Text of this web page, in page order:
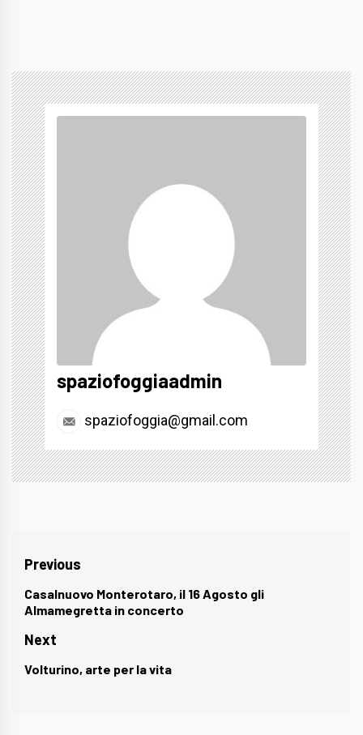
spaziofoggiaadmin
spaziofoggia@gmail.com
Navigazione
articoli
Previous
Previous
post:
Casalnuovo Monterotaro, il 16 Agosto gli
Almamegretta in concerto
Next
Next
Volturino, arte per la vita